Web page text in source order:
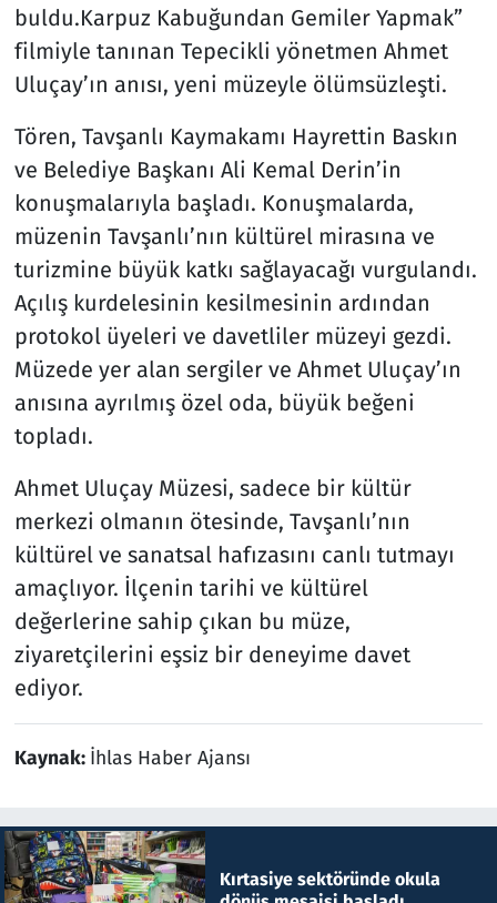
buldu.Karpuz Kabuğundan Gemiler Yapmak”
filmiyle tanınan Tepecikli yönetmen Ahmet
Uluçay’ın anısı, yeni müzeyle ölümsüzleşti.
Tören, Tavşanlı Kaymakamı Hayrettin Baskın
ve Belediye Başkanı Ali Kemal Derin’in
konuşmalarıyla başladı. Konuşmalarda,
müzenin Tavşanlı’nın kültürel mirasına ve
turizmine büyük katkı sağlayacağı vurgulandı.
Açılış kurdelesinin kesilmesinin ardından
protokol üyeleri ve davetliler müzeyi gezdi.
Müzede yer alan sergiler ve Ahmet Uluçay’ın
anısına ayrılmış özel oda, büyük beğeni
topladı.
Ahmet Uluçay Müzesi, sadece bir kültür
merkezi olmanın ötesinde, Tavşanlı’nın
kültürel ve sanatsal hafızasını canlı tutmayı
amaçlıyor. İlçenin tarihi ve kültürel
değerlerine sahip çıkan bu müze,
ziyaretçilerini eşsiz bir deneyime davet
ediyor.
Kaynak: İhlas Haber Ajansı
Kırtasiye sektöründe okula